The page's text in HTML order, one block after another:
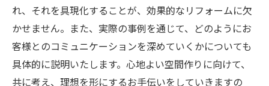
れ、それを具現化することが、効果的なリフォームに欠
かせません。また、実際の事例を通じて、どのようにお
客様とのコミュニケーションを深めていくかについても
具体的に説明いたします。心地よい空間作りに向けて、
共に考え、理想を形にするお手伝いをしていきますの